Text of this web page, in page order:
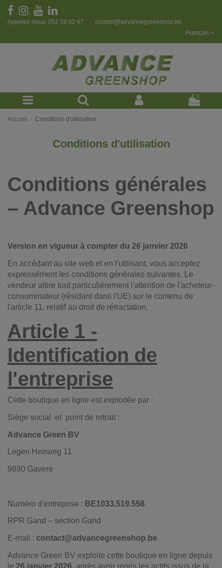
Appelez-nous: 052 28 02 67
contact@advancegreenshop.be
Français
0
Accueil Conditions d'utilisation
Conditions d'utilisation
Conditions générales
– Advance Greenshop
Version en vigueur à compter du 26 janvier 2026
En accédant au site web et en l'utilisant, vous acceptez
expressément les conditions générales suivantes. Le
vendeur attire tout particulièrement l'attention de l'acheteur-
consommateur (résidant dans l'UE) sur le contenu de
l'article 11, relatif au droit de rétractation.
Article 1 -
Identification de
l'entreprise
Cette boutique en ligne est exploitée par :
Siège social et point de retrait :
Advance Green BV
Legen Heirweg 11
9890 Gavere
Numéro d'entreprise : BE1033.519.558
RPR Gand – section Gand
E-mail : contact@advancegreenshop.be
Advance Green BV exploite cette boutique en ligne depuis
le 26 janvier 2026, après avoir repris les actifs issus de la